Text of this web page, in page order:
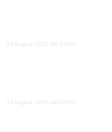
24 August 2025 om 06:53
24 August 2025 om 06:53